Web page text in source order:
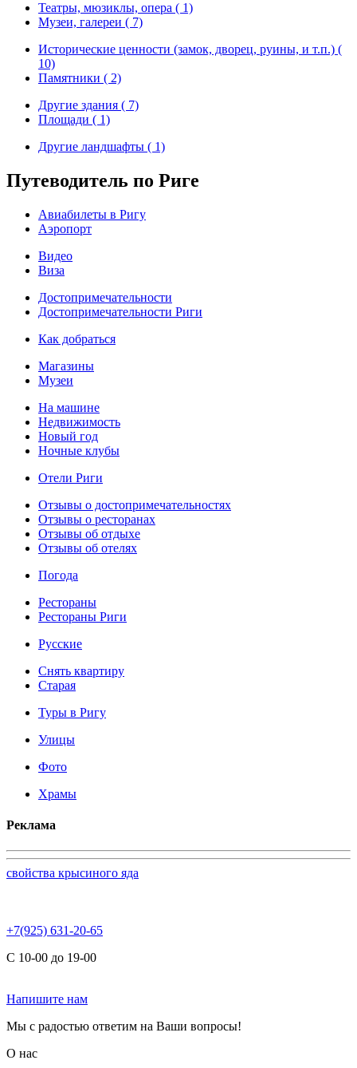
Театры, мюзиклы, опера ( 1)
Музеи, галереи ( 7)
Исторические ценности (замок, дворец, руины, и т.п.) (
10)
Памятники ( 2)
Другие здания ( 7)
Площади ( 1)
Другие ландшафты ( 1)
Путеводитель по Риге
Авиабилеты в Ригу
Аэропорт
Видео
Виза
Достопримечательности
Достопримечательности Риги
Как добраться
Магазины
Музеи
На машине
Недвижимость
Новый год
Ночные клубы
Отели Риги
Отзывы о достопримечательностях
Отзывы о ресторанах
Отзывы об отдыхе
Отзывы об отелях
Погода
Рестораны
Рестораны Риги
Русские
Снять квартиру
Старая
Туры в Ригу
Улицы
Фото
Храмы
Реклама
свойства крысиного яда
+7(925) 631-20-65
С 10-00 до 19-00
Напишите нам
Мы с радостью ответим на Ваши вопросы!
О нас